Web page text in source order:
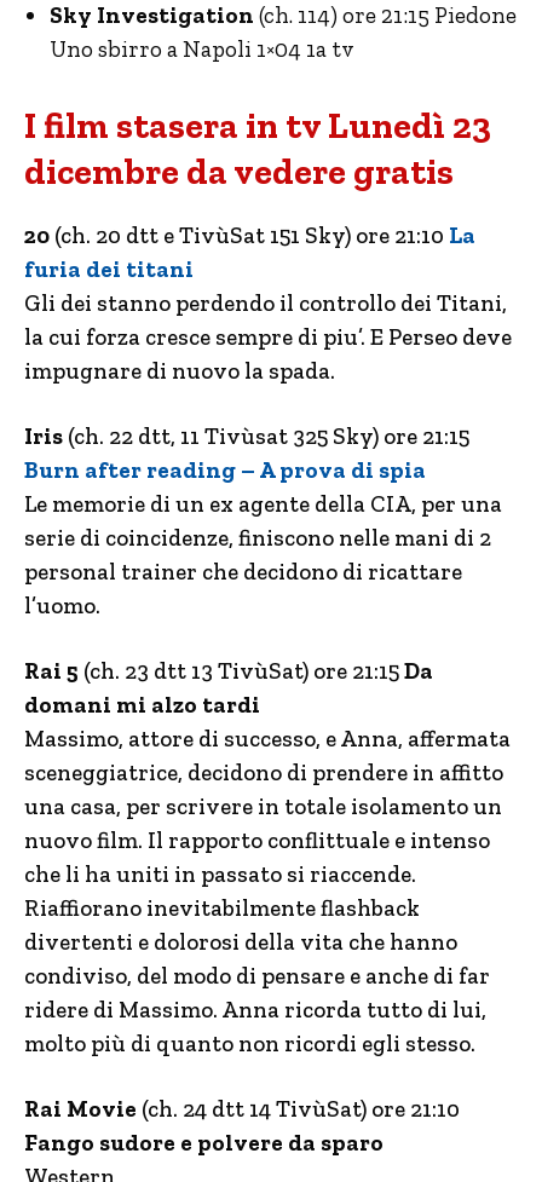
Sky Investigation (ch. 114) ore 21:15 Piedone
Uno sbirro a Napoli 1×04 1a tv
I film stasera in tv Lunedì 23
dicembre da vedere gratis
20 (ch. 20 dtt e TivùSat 151 Sky) ore 21:10 La
furia dei titani
Gli dei stanno perdendo il controllo dei Titani,
la cui forza cresce sempre di piu’. E Perseo deve
impugnare di nuovo la spada.
Iris (ch. 22 dtt, 11 Tivùsat 325 Sky) ore 21:15
Burn after reading – A prova di spia
Le memorie di un ex agente della CIA, per una
serie di coincidenze, finiscono nelle mani di 2
personal trainer che decidono di ricattare
l’uomo.
Rai 5 (ch. 23 dtt 13 TivùSat) ore 21:15Da
domani mi alzo tardi
Massimo, attore di successo, e Anna, affermata
sceneggiatrice, decidono di prendere in affitto
una casa, per scrivere in totale isolamento un
nuovo film. Il rapporto conflittuale e intenso
che li ha uniti in passato si riaccende.
Riaffiorano inevitabilmente flashback
divertenti e dolorosi della vita che hanno
condiviso, del modo di pensare e anche di far
ridere di Massimo. Anna ricorda tutto di lui,
molto più di quanto non ricordi egli stesso.
Rai Movie (ch. 24 dtt 14 TivùSat) ore 21:10
Fango sudore e polvere da sparo